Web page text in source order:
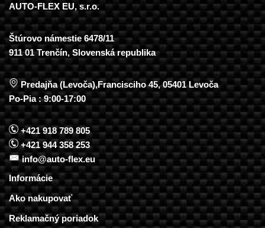
AUTO-FLEX EU, s.r.o.
Štúrovo námestie 6478/11
911 01 Trenčín, Slovenská republika
Predajňa (Levoča),Francisciho 45, 05401 Levoča
Po-Pia : 9:00-17:00
+421 918 789 805
+421 944 358 253
info@auto-flex.eu
Informácie
Ako nakupovať
Reklamačný poriadok